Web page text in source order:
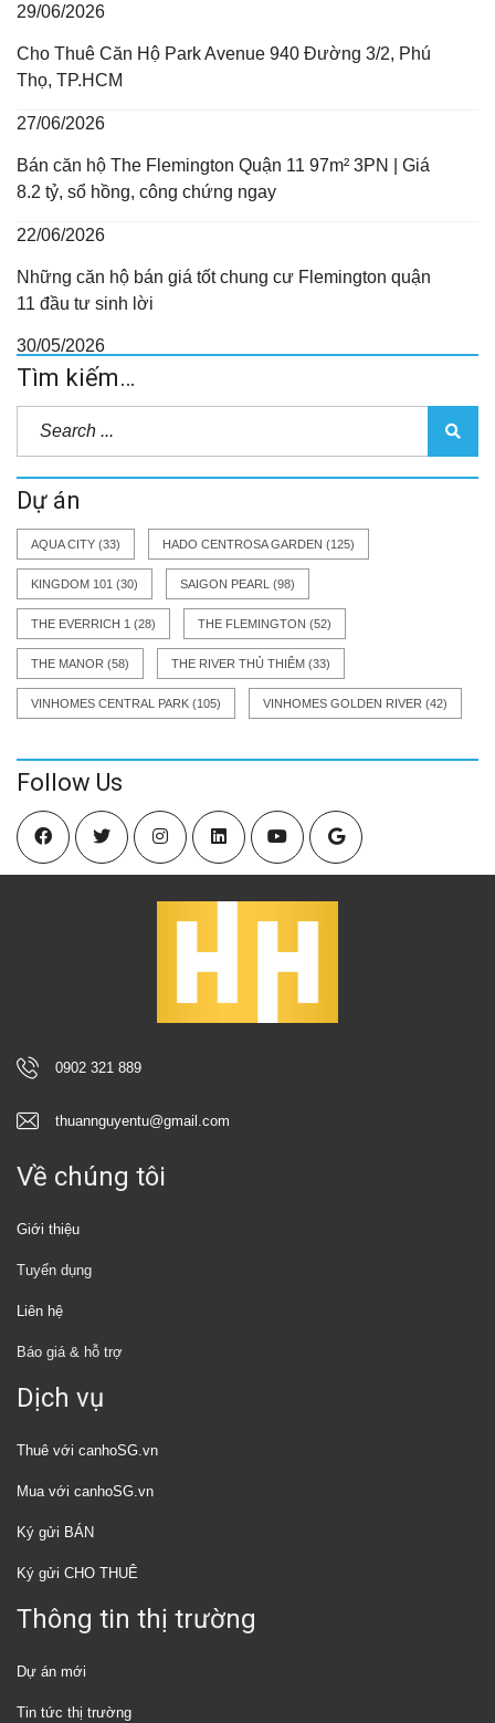
29/06/2026
Cho Thuê Căn Hộ Park Avenue 940 Đường 3/2, Phú
Thọ, TP.HCM
27/06/2026
Bán căn hộ The Flemington Quận 11 97m² 3PN | Giá
8.2 tỷ, sổ hồng, công chứng ngay
22/06/2026
Những căn hộ bán giá tốt chung cư Flemington quận
11 đầu tư sinh lời
30/05/2026
Tìm kiếm…
Dự án
AQUA CITY (33) HADO CENTROSA GARDEN (125)
KINGDOM 101 (30) SAIGON PEARL (98)
THE EVERRICH 1 (28) THE FLEMINGTON (52)
THE MANOR (58) THE RIVER THỦ THIÊM (33)
VINHOMES CENTRAL PARK (105) VINHOMES GOLDEN RIVER (42)
Follow Us
0902 321 889
thuannguyentu@gmail.com
Về chúng tôi
Giới thiệu
Tuyển dụng
Liên hệ
Báo giá & hỗ trợ
Dịch vụ
Thuê với canhoSG.vn
Mua với canhoSG.vn
Ký gửi BÁN
Ký gửi CHO THUÊ
Thông tin thị trường
Dự án mới
Tin tức thị trường